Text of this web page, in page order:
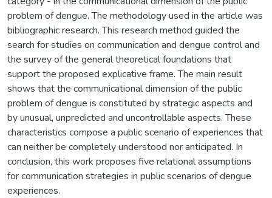
problem of dengue. The methodology used in the article was
bibliographic research. This research method guided the
search for studies on communication and dengue control and
the survey of the general theoretical foundations that
support the proposed explicative frame. The main result
shows that the communicational dimension of the public
problem of dengue is constituted by strategic aspects and
by unusual, unpredicted and uncontrollable aspects. These
characteristics compose a public scenario of experiences that
can neither be completely understood nor anticipated. In
conclusion, this work proposes five relational assumptions
for communication strategies in public scenarios of dengue
experiences.